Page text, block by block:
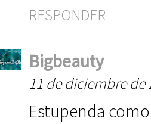
RESPONDER
Bigbeauty
11 de diciembre de
Estupenda